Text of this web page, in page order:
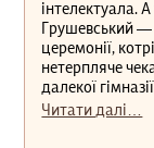
інтелектуала.
Грушевський
церемонії,
нетерпляче
далекої
Читати далі…